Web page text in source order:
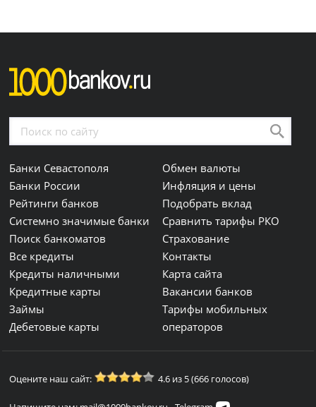
Банки Севастополя
Банки России
Рейтинги банков
Системно значимые банки
Поиск банкоматов
Все кредиты
Кредиты наличными
Кредитные карты
Займы
Дебетовые карты
Обмен валюты
Инфляция и цены
Подобрать вклад
Сравнить тарифы РКО
Страхование
Контакты
Карта сайта
Вакансии банков
Тарифы мобильных
операторов
Оцените наш сайт: 4.6 из 5 (666 голосов)